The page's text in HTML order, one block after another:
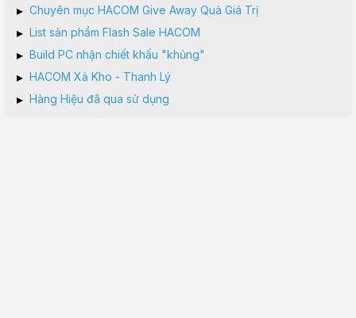
▸ Chuyên mục HACOM Give Away Quà Giá Trị
▸ List sản phẩm Flash Sale HACOM
▸ Build PC nhận chiết khấu "khủng"
▸ HACOM Xả Kho - Thanh Lý
▸ Hàng Hiệu đã qua sử dụng